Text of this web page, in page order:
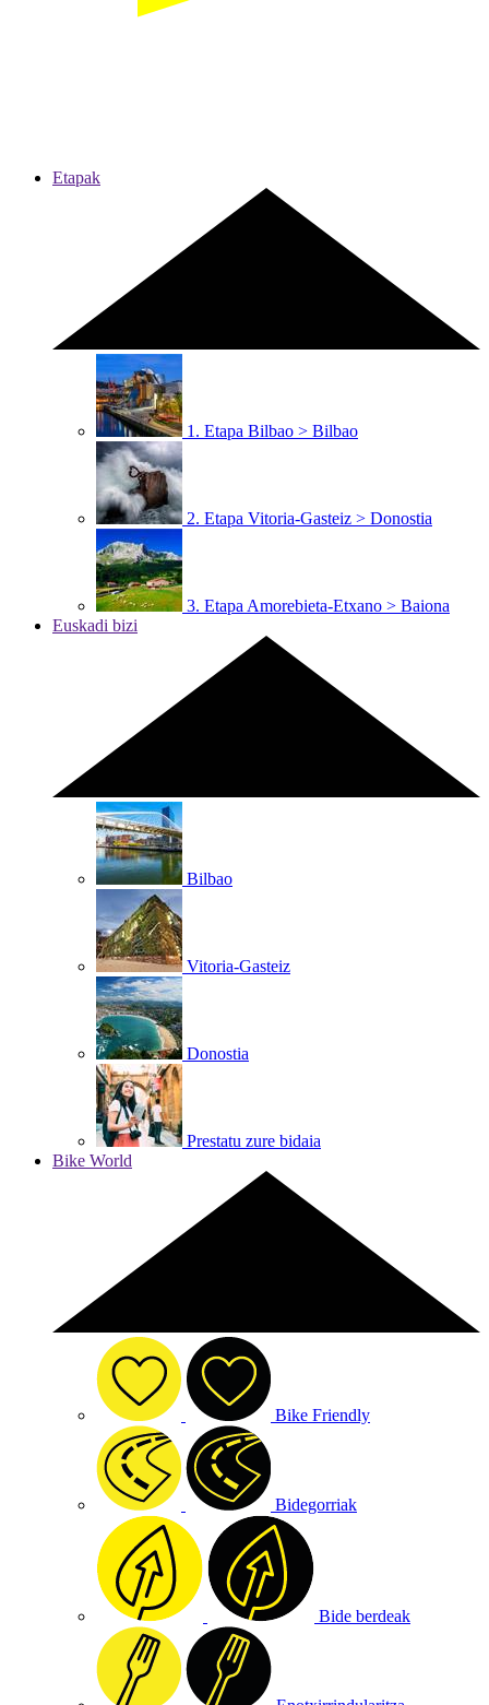
Etapak
1. Etapa Bilbao > Bilbao
2. Etapa Vitoria-Gasteiz > Donostia
3. Etapa Amorebieta-Etxano > Baiona
Euskadi bizi
Bilbao
Vitoria-Gasteiz
Donostia
Prestatu zure bidaia
Bike World
Bike Friendly
Bidegorriak
Bide berdeak